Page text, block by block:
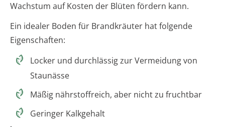
Wachstum auf Kosten der Blüten fördern kann.
Ein idealer Boden für Brandkräuter hat folgende
Eigenschaften:
Locker und durchlässig zur Vermeidung von
Staunässe
Mäßig nährstoffreich, aber nicht zu fruchtbar
Geringer Kalkgehalt